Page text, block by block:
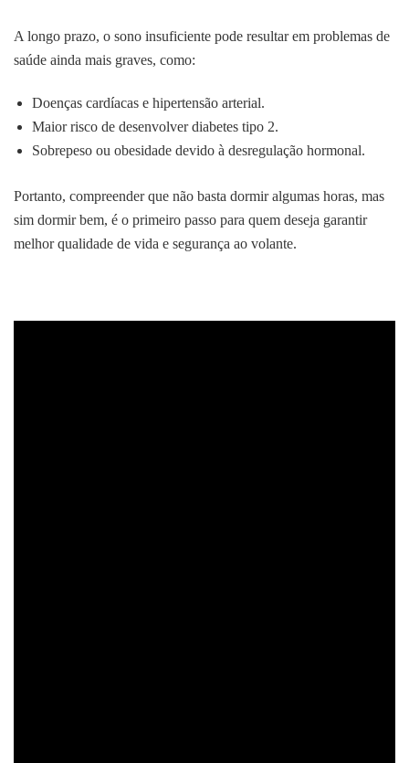
A longo prazo, o sono insuficiente pode resultar em problemas de
saúde ainda mais graves, como:
Doenças cardíacas e hipertensão arterial.
Maior risco de desenvolver diabetes tipo 2.
Sobrepeso ou obesidade devido à desregulação hormonal.
Portanto, compreender que não basta dormir algumas horas, mas
sim dormir bem, é o primeiro passo para quem deseja garantir
melhor qualidade de vida e segurança ao volante.